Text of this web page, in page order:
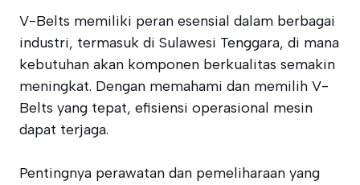
V-Belts memiliki peran esensial dalam berbagai
industri, termasuk di Sulawesi Tenggara, di mana
kebutuhan akan komponen berkualitas semakin
meningkat. Dengan memahami dan memilih V-
Belts yang tepat, efisiensi operasional mesin
dapat terjaga.
Pentingnya perawatan dan pemeliharaan yang